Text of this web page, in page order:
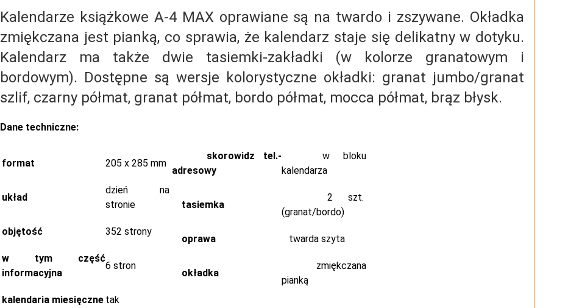
Kalendarze książkowe A-4 MAX oprawiane są na twardo i zszywane. Okładka
zmiękczana jest pianką, co sprawia, że kalendarz staje się delikatny w dotyku.
Kalendarz ma także dwie tasiemki-zakładki (w kolorze granatowym i
bordowym). Dostępne są wersje kolorystyczne okładki: granat jumbo/granat
szlif, czarny półmat, granat półmat, bordo półmat, mocca półmat, brąz błysk.
Dane techniczne:
format 205 x 285 mm
układ
dzień na
stronie
objętość 352 strony
w tym część
informacyjna
6 stron
kalendaria miesięczne tak
skorowidz tel.-
adresowy
w bloku
kalendarza
tasiemka
2 szt.
(granat/bordo)
oprawa twarda szyta
okładka
zmiękczana
pianką